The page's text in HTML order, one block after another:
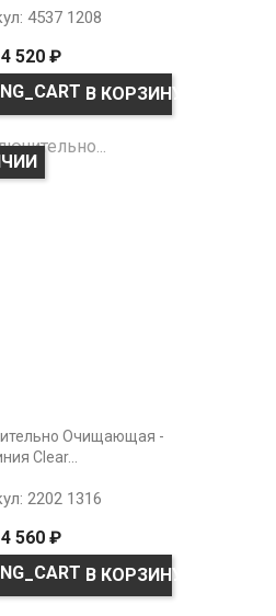
4537 1208
4 520 ₽
В КОРЗИНУ
Очищающая -
Clear...
2202 1316
4 560 ₽
В КОРЗИНУ